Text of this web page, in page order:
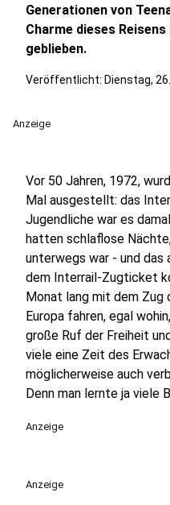
Generationen von
Charme dieses
geblieben.
Veröffentlicht: Dienstag,
Anzeige
Vor 50 Jahren, 1972,
Mal ausgestellt: das
Jugendliche war es
hatten schlaflose
unterwegs war - und das
dem Interrail-Zugticket
Monat lang mit dem Zug
Europa fahren, egal
große Ruf der Freiheit
viele eine Zeit des
möglicherweise auch
Denn man lernte ja viele
Anzeige
Anzeige